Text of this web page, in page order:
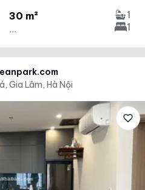
30 m²
...
1
1
Gia Lâm, Hà Nội